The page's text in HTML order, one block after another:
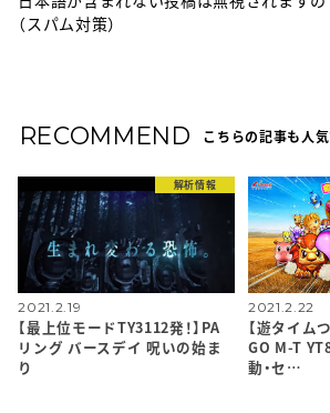
（スパム対策）
RECOMMEND こちらの記事も人気
解析情報
2021.2.19
【最上位モードTY3112発！】PA
リング バースデイ 呪いの始ま
り
2021.2.22
【遊タイム
GO M-T
動・セ…